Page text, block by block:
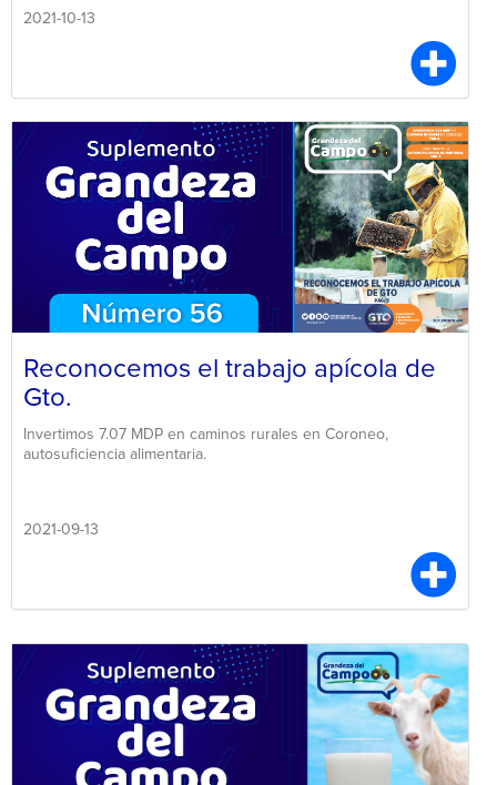
2021-10-13
Reconocemos el trabajo apícola de
Gto.
Invertimos 7.07 MDP en caminos rurales en Coroneo,
autosuficiencia alimentaria.
2021-09-13